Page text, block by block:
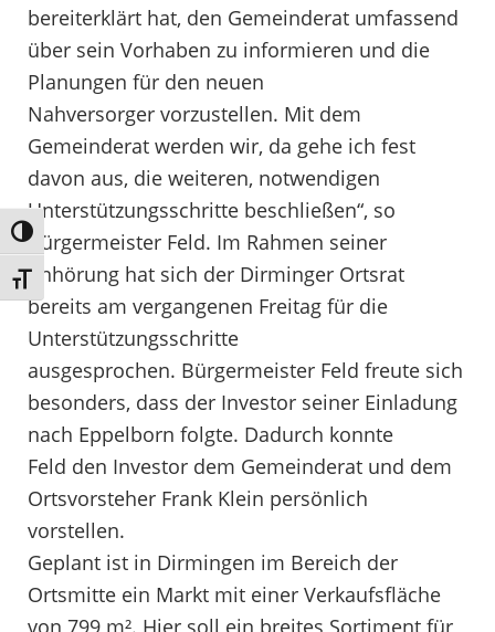
Umschalten auf hohe Kontraste
Schrift vergrößern
bereiterklärt hat, den Gemeinderat umfassend
über sein Vorhaben zu informieren und die
Planungen für den neuen
Nahversorger vorzustellen. Mit dem
Gemeinderat werden wir, da gehe ich fest
davon aus, die weiteren, notwendigen
Unterstützungsschritte beschließen“, so
Bürgermeister Feld. Im Rahmen seiner
Anhörung hat sich der Dirminger Ortsrat
bereits am vergangenen Freitag für die
Unterstützungsschritte
ausgesprochen. Bürgermeister Feld freute sich
besonders, dass der Investor seiner Einladung
nach Eppelborn folgte. Dadurch konnte
Feld den Investor dem Gemeinderat und dem
Ortsvorsteher Frank Klein persönlich
vorstellen.
Geplant ist in Dirmingen im Bereich der
Ortsmitte ein Markt mit einer Verkaufsfläche
von 799 m². Hier soll ein breites Sortiment für